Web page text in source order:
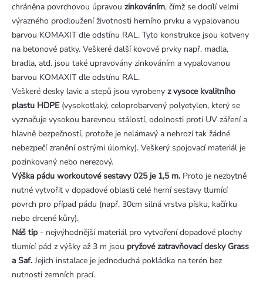
chráněna povrchovou úpravou zinkováním, čímž se docílí velmi
výrazného prodloužení životnosti herního prvku a vypalovanou
barvou KOMAXIT dle odstínu RAL. Tyto konstrukce jsou kotveny
na betonové patky. Veškeré další kovové prvky např. madla,
bradla, atd. jsou také upravovány zinkováním a vypalovanou
barvou KOMAXIT dle odstínu RAL.
Veškeré desky lavic a stepů jsou vyrobeny z vysoce kvalitního
plastu HDPE (vysokotlaký, celoprobarvený polyetylen, který se
vyznačuje vysokou barevnou stálostí, odolnosti proti UV záření a
hlavně bezpečností, protože je nelámavý a nehrozí tak žádné
nebezpečí zranění ostrými úlomky). Veškerý spojovací materiál je
pozinkovaný nebo nerezový.
Výška pádu workoutové sestavy 025 je 1,5 m. Proto je nezbytně
nutné vytvořit v dopadové oblasti celé herní sestavy tlumící
povrch pro případ pádu (např. 30cm silná vrstva písku, kačírku
nebo drcené kůry).
Náš tip - nejvýhodnější materiál pro vytvoření dopadové plochy
tlumící pád z výšky až 3 m jsou pryžové zatravňovací desky Grass
a Saf. Jejich instalace je jednoduchá pokládka na terén bez
nutnosti zemních prací.